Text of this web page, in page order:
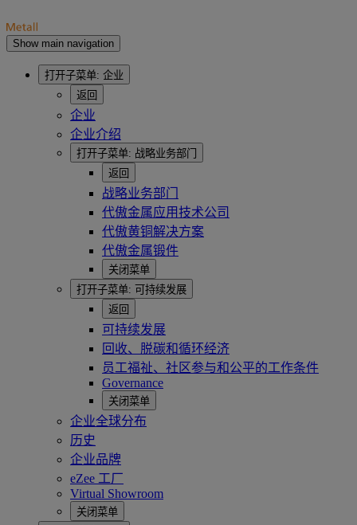
Show main navigation
打开子菜单: 企业
返回
企业
企业介绍
打开子菜单: 战略业务部门
返回
战略业务部门
代傲金属应用技术公司
代傲黄铜解决方案
代傲金属锻件
关闭菜单
打开子菜单: 可持续发展
返回
可持续发展
回收、脱碳和循环经济
员工福祉、社区参与和公平的工作条件
Governance
关闭菜单
企业全球分布
历史
企业品牌
eZee 工厂
Virtual Showroom
关闭菜单